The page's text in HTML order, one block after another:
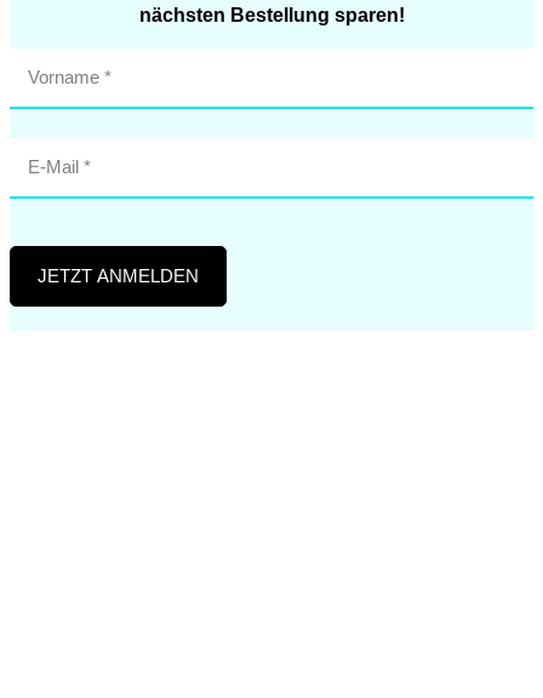
nächsten Bestellung sparen!
JETZT ANMELDEN